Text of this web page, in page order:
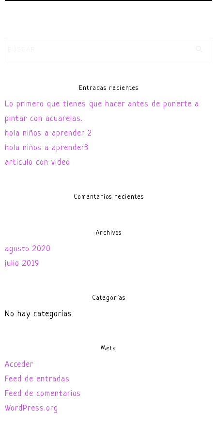
Entradas recientes
Lo primero que tienes que hacer antes de ponerte a
pintar con acuarelas.
hola niños a aprender 2
hola niños a aprender3
articulo con video
Comentarios recientes
Archivos
agosto 2020
julio 2019
Categorías
No hay categorías
Meta
Acceder
Feed de entradas
Feed de comentarios
WordPress.org